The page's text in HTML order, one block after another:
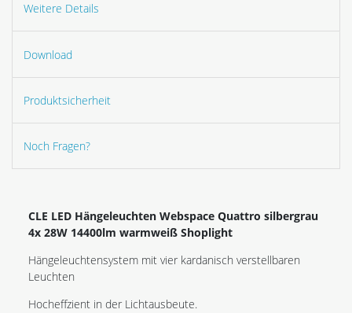
Weitere Details
Download
Produktsicherheit
Noch Fragen?
CLE LED Hängeleuchten Webspace Quattro silbergrau
4x 28W 14400lm warmweiß Shoplight
Hängeleuchtensystem mit vier kardanisch verstellbaren
Leuchten
Hocheffzient in der Lichtausbeute.